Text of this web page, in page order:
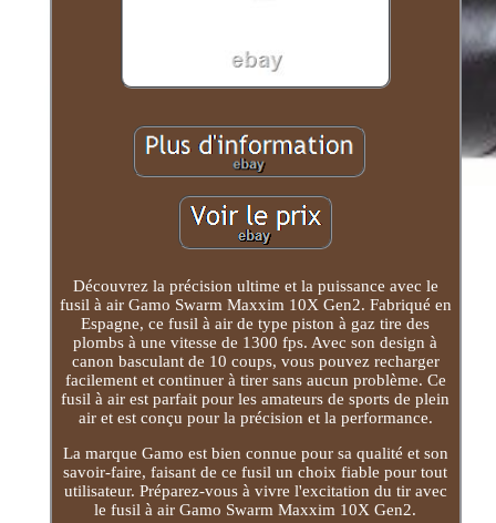
Découvrez la précision ultime et la puissance avec le
fusil à air Gamo Swarm Maxxim 10X Gen2. Fabriqué en
Espagne, ce fusil à air de type piston à gaz tire des
plombs à une vitesse de 1300 fps. Avec son design à
canon basculant de 10 coups, vous pouvez recharger
facilement et continuer à tirer sans aucun problème. Ce
fusil à air est parfait pour les amateurs de sports de plein
air et est conçu pour la précision et la performance.
La marque Gamo est bien connue pour sa qualité et son
savoir-faire, faisant de ce fusil un choix fiable pour tout
utilisateur. Préparez-vous à vivre l'excitation du tir avec
le fusil à air Gamo Swarm Maxxim 10X Gen2.